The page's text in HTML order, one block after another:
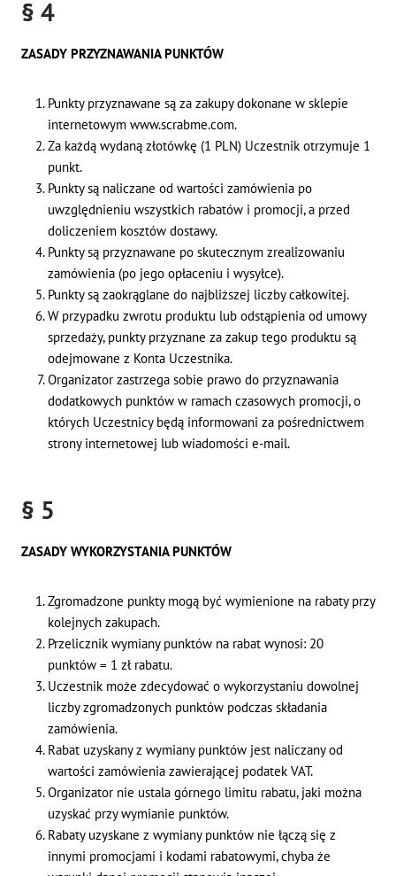
§ 4
ZASADY PRZYZNAWANIA PUNKTÓW
Punkty przyznawane są za zakupy dokonane w sklepie
internetowym www.scrabme.com.
Za każdą wydaną złotówkę (1 PLN) Uczestnik otrzymuje 1
punkt.
Punkty są naliczane od wartości zamówienia po
uwzględnieniu wszystkich rabatów i promocji, a przed
doliczeniem kosztów dostawy.
Punkty są przyznawane po skutecznym zrealizowaniu
zamówienia (po jego opłaceniu i wysyłce).
Punkty są zaokrąglane do najbliższej liczby całkowitej.
W przypadku zwrotu produktu lub odstąpienia od umowy
sprzedaży, punkty przyznane za zakup tego produktu są
odejmowane z Konta Uczestnika.
Organizator zastrzega sobie prawo do przyznawania
dodatkowych punktów w ramach czasowych promocji, o
których Uczestnicy będą informowani za pośrednictwem
strony internetowej lub wiadomości e-mail.
§ 5
ZASADY WYKORZYSTANIA PUNKTÓW
Zgromadzone punkty mogą być wymienione na rabaty przy
kolejnych zakupach.
Przelicznik wymiany punktów na rabat wynosi: 20
punktów = 1 zł rabatu.
Uczestnik może zdecydować o wykorzystaniu dowolnej
liczby zgromadzonych punktów podczas składania
zamówienia.
Rabat uzyskany z wymiany punktów jest naliczany od
wartości zamówienia zawierającej podatek VAT.
Organizator nie ustala górnego limitu rabatu, jaki można
uzyskać przy wymianie punktów.
Rabaty uzyskane z wymiany punktów nie łączą się z
innymi promocjami i kodami rabatowymi, chyba że